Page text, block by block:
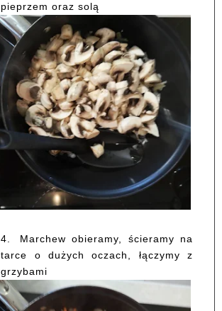
pieprzem oraz solą
4.
Marchew obieramy, ścieramy na
tarce o dużych oczach, łączymy z
grzybami